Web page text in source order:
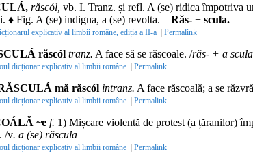
răscól, vb. I. Tranz. și refl. A (se) ridica împotriva
♦ Fig. A (se) indigna, a (se) revolta. – Răs- + scula.
explicativ al limbii române, ediția a II-a | Permalink
răscól tranz. A face să se răscoale. /răs- + a scula
dicționar explicativ al limbii române | Permalink
mă răscól intranz. A face răscoală; a se
dicționar explicativ al limbii române | Permalink
~e f. 1) Mișcare violentă de protest (a țăranilor)
/v. a (se) răscula
dicționar explicativ al limbii române | Permalink